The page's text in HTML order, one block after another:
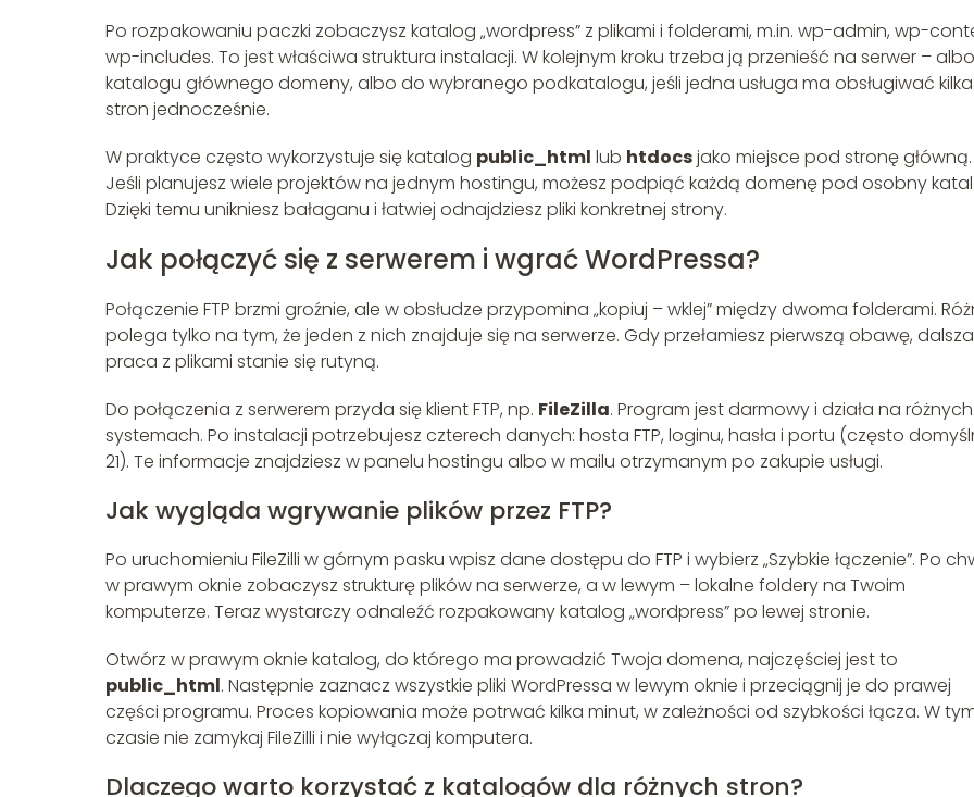
Po rozpakowaniu paczki zobaczysz katalog „wordpress” z plikami i folderami, m.in. wp-admin, wp-
wp-includes. To jest właściwa struktura instalacji. W kolejnym kroku trzeba ją przenieść na serwer –
katalogu głównego domeny, albo do wybranego podkatalogu, jeśli jedna usługa ma obsługiwać kilka
stron jednocześnie.
W praktyce często wykorzystuje się katalog public_html lub htdocsjako miejsce pod stronę główną.
Jeśli planujesz wiele projektów na jednym hostingu, możesz podpiąć każdą domenę pod osobny
Dzięki temu unikniesz bałaganu i łatwiej odnajdziesz pliki konkretnej strony.
Jak połączyć się z serwerem i wgrać WordPressa?
Połączenie FTP brzmi groźnie, ale w obsłudze przypomina „kopiuj – wklej” między dwoma folderami.
polega tylko na tym, że jeden z nich znajduje się na serwerze. Gdy przełamiesz pierwszą obawę, dalsza
praca z plikami stanie się rutyną.
Do połączenia z serwerem przyda się klient FTP, np. FileZilla. Program jest darmowy i działa na różnych
systemach. Po instalacji potrzebujesz czterech danych: hosta FTP, loginu, hasła i portu (często
21). Te informacje znajdziesz w panelu hostingu albo w mailu otrzymanym po zakupie usługi.
Jak wygląda wgrywanie plików przez FTP?
Po uruchomieniu FileZilli w górnym pasku wpisz dane dostępu do FTP i wybierz „Szybkie łączenie”. Po
w prawym oknie zobaczysz strukturę plików na serwerze, a w lewym – lokalne foldery na Twoim
komputerze. Teraz wystarczy odnaleźć rozpakowany katalog „wordpress” po lewej stronie.
Otwórz w prawym oknie katalog, do którego ma prowadzić Twoja domena, najczęściej jest to
public_html. Następnie zaznacz wszystkie pliki WordPressa w lewym oknie i przeciągnij je do prawej
części programu. Proces kopiowania może potrwać kilka minut, w zależności od szybkości łącza. W
czasie nie zamykaj FileZilli i nie wyłączaj komputera.
Dlaczego warto korzystać z katalogów dla różnych stron?